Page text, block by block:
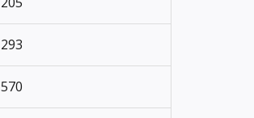
293
570